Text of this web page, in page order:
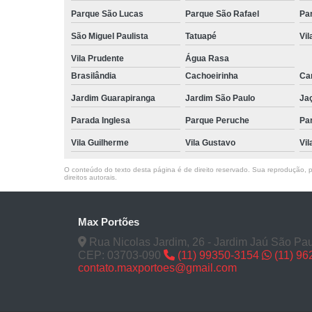
Parque São Lucas Parque São Rafael
São Miguel Paulista Tatuapé
Vila Prudente
Água Rasa
Brasilândia
Cachoeirinha
Jardim Guarapiranga Jardim São Paulo
Parada Inglesa Parque Peruche
Vila Guilherme Vila Gustavo
O conteúdo do texto desta página é de direito reservado. Sua reprodução,
direitos autorais
Max Portões
Rua Nicolas Jardim, 26 - Jardim Jaú São
CEP: 03703-090
(11) 99350-3154
(11)
contato.maxportoes@gmail.com